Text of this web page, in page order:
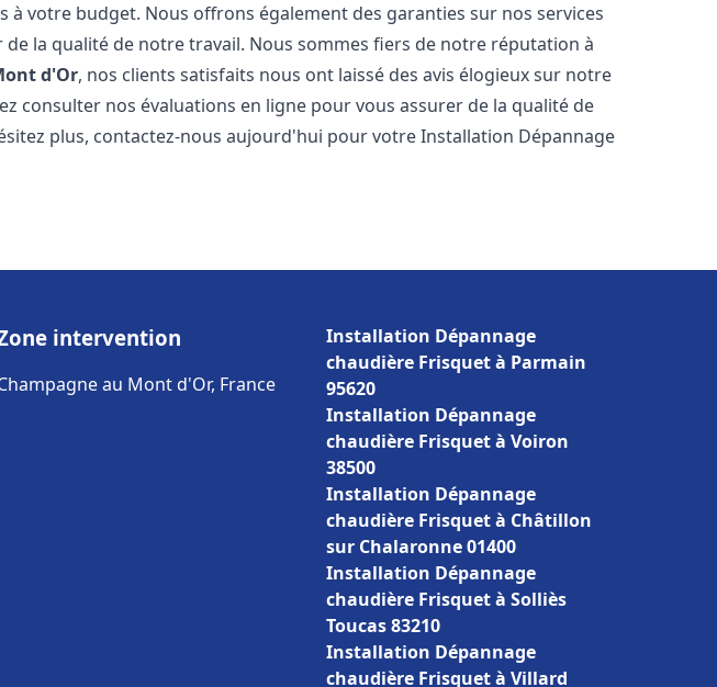
à votre budget. Nous offrons également des garanties sur nos services
de la qualité de notre travail. Nous sommes fiers de notre réputation à
d'Or, nos clients satisfaits nous ont laissé des avis élogieux sur notre
consulter nos évaluations en ligne pour vous assurer de la qualité de
plus, contactez-nous aujourd'hui pour votre Installation Dépannage
intervention
au Mont d'Or, France
Installation Dépannage
chaudière Frisquet à Parmain
95620
Installation Dépannage
chaudière Frisquet à Voiron
38500
Installation Dépannage
chaudière Frisquet à Châtillon
sur Chalaronne 01400
Installation Dépannage
chaudière Frisquet à Solliès
Toucas 83210
Installation Dépannage
chaudière Frisquet à Villard